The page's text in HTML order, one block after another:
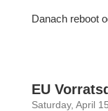
Danach reboot
EU
Saturday, April